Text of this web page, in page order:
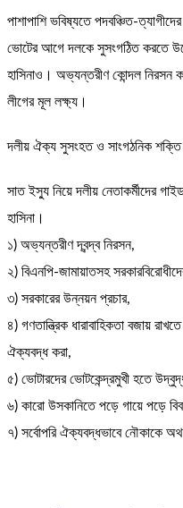
পাশাপাশি ভবিষ্যতে পদবঞ্চিত-
ভোটের আগে দলকে সুসংগঠিত করতে
হাসিনাও। অভ্যন্তরীণ কোন্দল নিরসন
লীগের মূল লক্ষ্য।
দলীয় ঐক্য সুসংহত ও সাংগঠনিক শক্তি
সাত ইস্যু নিয়ে দলীয় নেতাকর্মীদের
হাসিনা।
১) অভ্যন্তরীণ দ্বন্দ্ব নিরসন,
২) বিএনপি-জামায়াতসহ
৩) সরকারের উন্নয়ন প্রচার,
৪) গণতান্ত্রিক ধারাবাহিকতা বজায়
ঐক্যবদ্ধ করা,
৫) ভোটারদের ভোটকেন্দ্রমুখী হতে
৬) কারো উসকানিতে পড়ে গায়ে পড়ে
৭) সর্বোপরি ঐক্যবদ্ধভাবে নৌকাকে